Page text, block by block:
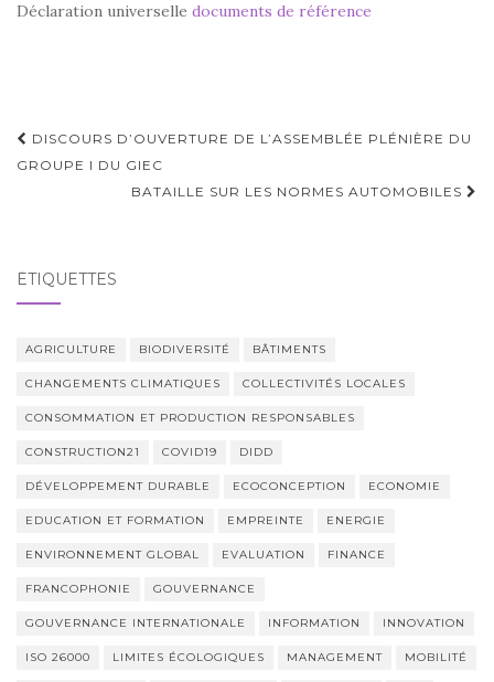
Déclaration universelle documents de référence
Navigation
d'article
DISCOURS D’OUVERTURE DE L’ASSEMBLÉE PLÉNIÈRE DU
GROUPE I DU GIEC
BATAILLE SUR LES NORMES AUTOMOBILES
ÉTIQUETTES
AGRICULTURE BIODIVERSITÉ BÂTIMENTS
CHANGEMENTS CLIMATIQUES COLLECTIVITÉS LOCALES
CONSOMMATION ET PRODUCTION RESPONSABLES
CONSTRUCTION21 COVID19 DIDD
DÉVELOPPEMENT DURABLE ECOCONCEPTION ECONOMIE
EDUCATION ET FORMATION EMPREINTE ENERGIE
ENVIRONNEMENT GLOBAL EVALUATION FINANCE
FRANCOPHONIE GOUVERNANCE
GOUVERNANCE INTERNATIONALE INFORMATION INNOVATION
ISO 26000 LIMITES ÉCOLOGIQUES MANAGEMENT MOBILITÉ